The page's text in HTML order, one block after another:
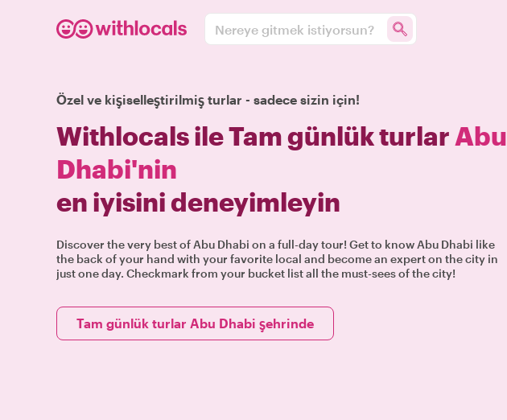
Nereye gitmek istiyorsun?
Özel ve kişiselleştirilmiş turlar - sadece sizin için!
Withlocals ile Tam günlük turlar Abu
Dhabi'nin
en iyisini deneyimleyin
Discover the very best of Abu Dhabi on a full-day tour! Get to know Abu Dhabi like
the back of your hand with your favorite local and become an expert on the city in
just one day. Checkmark from your bucket list all the must-sees of the city!
Tam günlük turlar Abu Dhabi şehrinde